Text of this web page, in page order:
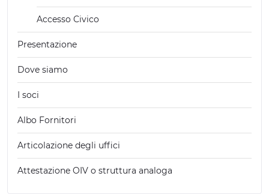
Accesso Civico
Presentazione
Dove siamo
I soci
Albo Fornitori
Articolazione degli uffici
Attestazione OIV o struttura analoga